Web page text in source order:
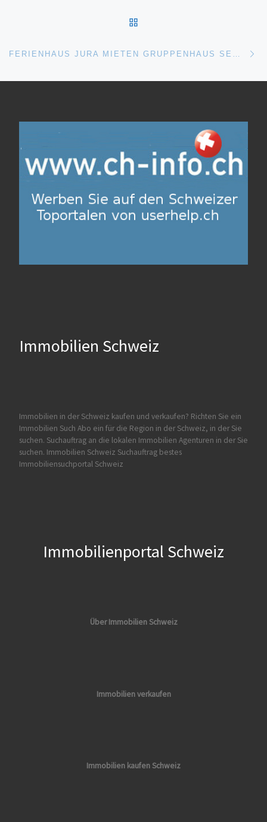
Immobilien Schweiz
Immobilien in der Schweiz kaufen und verkaufen? Richten Sie ein
Immobilien Such Abo ein für die Region in der Schweiz, in der Sie
suchen. Suchauftrag an die lokalen Immobilien Agenturen in der Sie
suchen. Immobilien Schweiz Suchauftrag bestes
Immobiliensuchportal Schweiz
Immobilienportal Schweiz
Über Immobilien Schweiz
Immobilien verkaufen
Immobilien kaufen Schweiz